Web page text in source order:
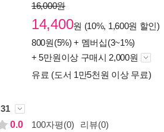
16,000원
14,400원 (10%, 1,600원 할인)
800원(5%) + 멤버십(3~1%)
+ 5만원이상 구매시 2,000원
유료 (도서 1만5천원 이상 무료)
31
0.0
100자평(0) 리뷰(0)